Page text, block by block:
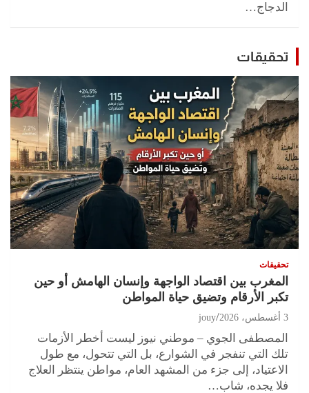
الدجاج…
تحقيقات
تحقيقات
المغرب بين اقتصاد الواجهة وإنسان الهامش أو حين
تكبر الأرقام وتضيق حياة المواطن
3 أغسطس، 2026 jouy
المصطفى الجوي – موطني نيوز ليست أخطر الأزمات
تلك التي تنفجر في الشوارع، بل التي تتحول، مع طول
الاعتياد، إلى جزء من المشهد العام، مواطن ينتظر العلاج
فلا يجده، شاب…